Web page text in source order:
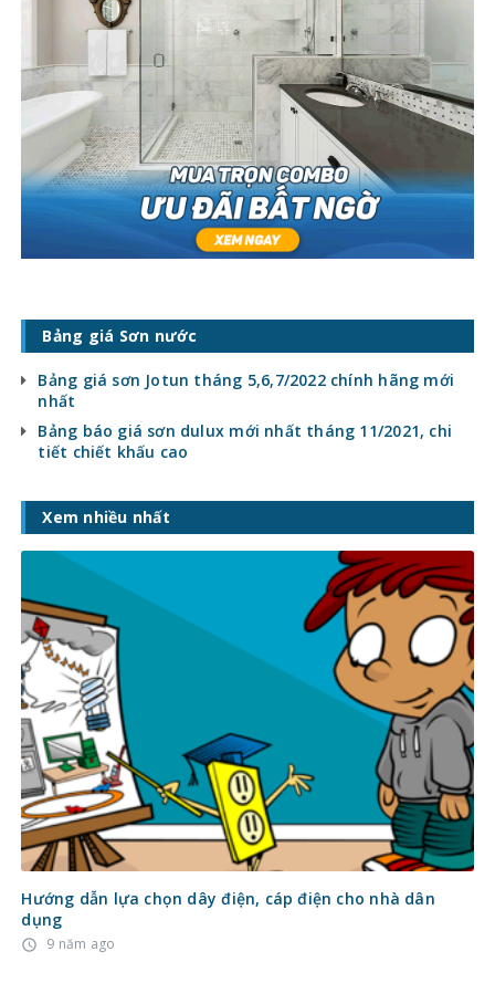
Bảng giá Sơn nước
Bảng giá sơn Jotun tháng 5,6,7/2022 chính hãng mới
nhất
Bảng báo giá sơn dulux mới nhất tháng 11/2021, chi
tiết chiết khấu cao
Xem nhiều nhất
Hướng dẫn lựa chọn dây điện, cáp điện cho nhà dân
dụng
access_time 9 năm ago